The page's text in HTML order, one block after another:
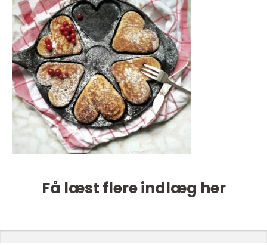
Få læst flere indlæg her